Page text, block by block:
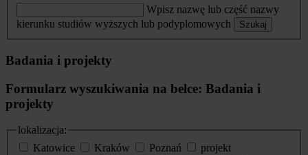
Wpisz nazwę lub część nazwy
kierunku studiów wyższych lub podyplomowych
Szukaj
Badania i projekty
Formularz wyszukiwania na belce: Badania i
projekty
lokalizacja:
Katowice
Kraków Poznań
projekt